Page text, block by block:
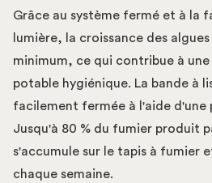
Grâce au système fermé et à la
lumière, la croissance des
minimum, ce qui contribue à
potable hygiénique. La bande à
facilement fermée à l'aide d'une
Jusqu'à 80 % du fumier produit
s'accumule sur le tapis à fumier
chaque semaine.